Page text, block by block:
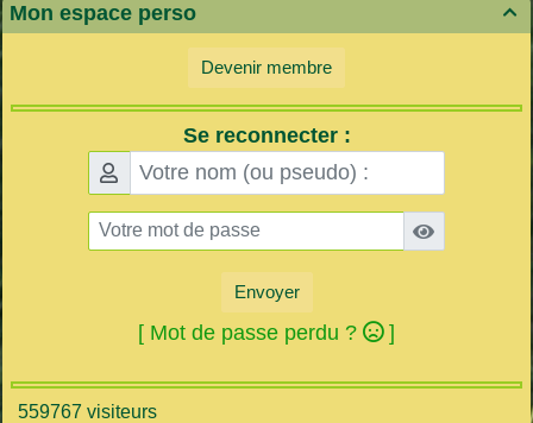

Mon espace perso
Devenir membre
Se reconnecter :
Envoyer
[ Mot de passe perdu ? ]
559767 visiteurs